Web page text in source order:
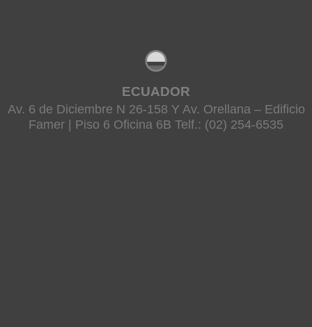
ECUADOR
Av. 6 de Diciembre N 26-158 Y Av. Orellana – Edificio
Famer | Piso 6 Oficina 6B Telf.: (02) 254-6535